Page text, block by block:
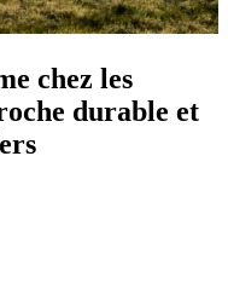
chez les
durable et